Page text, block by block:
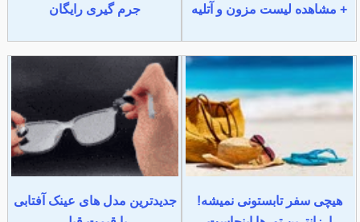
+ مشاهده لیست مزون و آتلیه
جرم گیری رایگان
هیچی سفر تابستونی نمیشه!
جدیدترین مدل های عینک آفتابی